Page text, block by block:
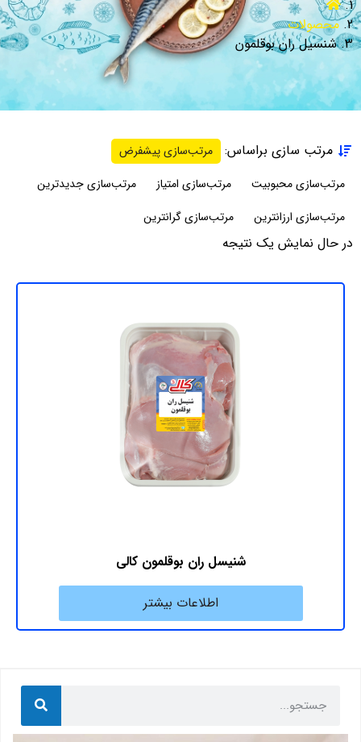
محصولات
شنسیل ران بوقلمون
در حال نمایش یک نتیجه
مرتب سازی براساس:
مرتب‌سازی پیشفرض
مرتب‌سازی محبوبیت
مرتب‌سازی امتیاز
مرتب‌سازی جدیدترین
مرتب‌سازی ارزانترین
مرتب‌سازی گرانترین
شنیسل ران بوقلمون کالی
اطلاعات بیشتر